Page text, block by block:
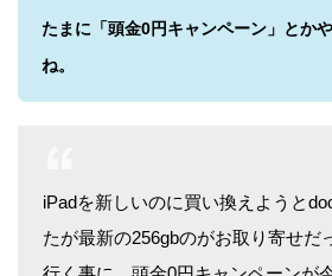
たまに「頭金0円キャンペーン」とか
ね。
iPadを新しいのに買い換えようと
たが最新の256gbのがお取り寄せだ